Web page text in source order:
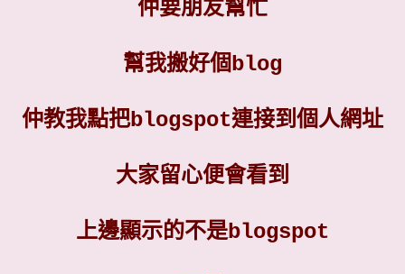
仲要朋友幫忙
幫我搬好個blog
仲教我點把blogspot連接到個人網址
大家留心便會看到
上邊顯示的不是blogspot